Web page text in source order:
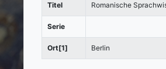
Titel Romanische
Serie
Ort[1] Berlin